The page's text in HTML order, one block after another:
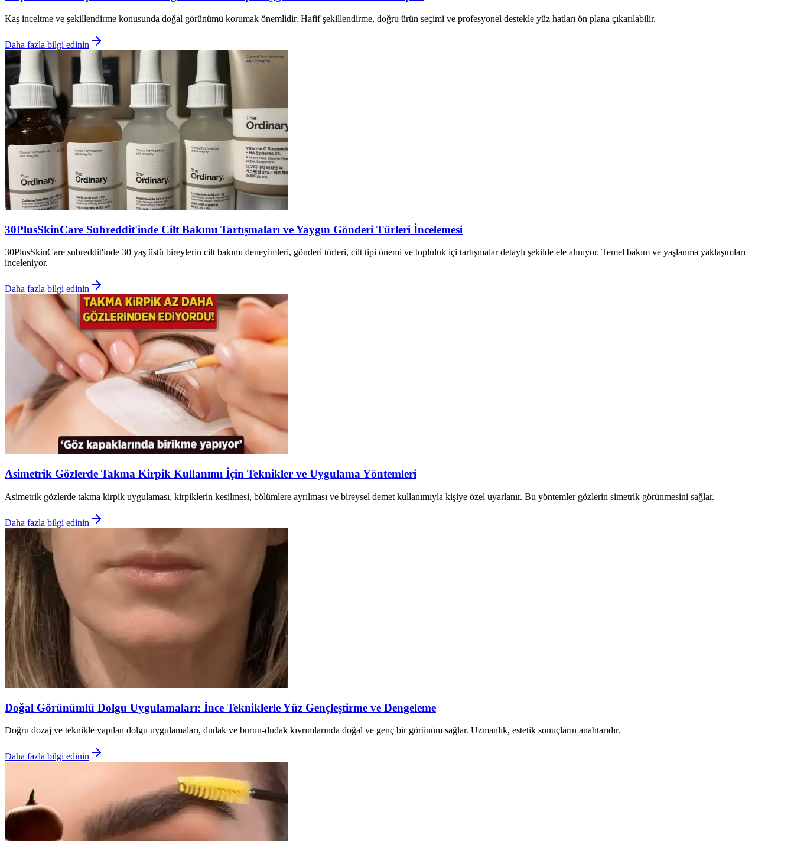
Kaş inceltme ve şekillendirme konusunda doğal görünümü korumak önemlidir. Hafif şekillendirme, doğru ürün seçimi ve profesyonel destekle yüz hatları ön plana çıkarılabilir.
Daha fazla bilgi edinin
30PlusSkinCare Subreddit'inde Cilt Bakımı Tartışmaları ve Yaygın Gönderi Türleri İncelemesi
30PlusSkinCare subreddit'inde 30 yaş üstü bireylerin cilt bakımı deneyimleri, gönderi türleri, cilt tipi önemi ve topluluk içi tartışmalar detaylı şekilde ele alınıyor. Temel bakım ve yaşlanma yaklaşımları
inceleniyor.
Daha fazla bilgi edinin
Asimetrik Gözlerde Takma Kirpik Kullanımı İçin Teknikler ve Uygulama Yöntemleri
Asimetrik gözlerde takma kirpik uygulaması, kirpiklerin kesilmesi, bölümlere ayrılması ve bireysel demet kullanımıyla kişiye özel uyarlanır. Bu yöntemler gözlerin simetrik görünmesini sağlar.
Daha fazla bilgi edinin
Doğal Görünümlü Dolgu Uygulamaları: İnce Tekniklerle Yüz Gençleştirme ve Dengeleme
Doğru dozaj ve teknikle yapılan dolgu uygulamaları, dudak ve burun-dudak kıvrımlarında doğal ve genç bir görünüm sağlar. Uzmanlık, estetik sonuçların anahtarıdır.
Daha fazla bilgi edinin